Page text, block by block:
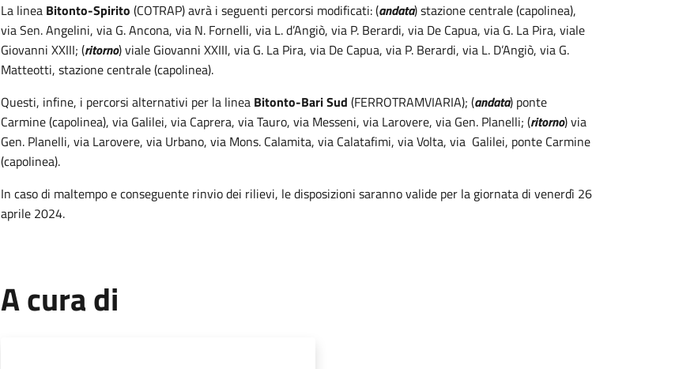
La linea Bitonto-Spirito (COTRAP) avrà i seguenti percorsi modificati: (andata) stazione centrale (capolinea),
via Sen. Angelini, via G. Ancona, via N. Fornelli, via L. d’Angiò, via P. Berardi, via De Capua, via G. La Pira, viale
Giovanni XXIII; (ritorno) viale Giovanni XXIII, via G. La Pira, via De Capua, via P. Berardi, via L. D’Angiò, via G.
Matteotti, stazione centrale (capolinea).
Questi, infine, i percorsi alternativi per la linea Bitonto-Bari Sud (FERROTRAMVIARIA); (andata) ponte
Carmine (capolinea), via Galilei, via Caprera, via Tauro, via Messeni, via Larovere, via Gen. Planelli; (ritorno) via
Gen. Planelli, via Larovere, via Urbano, via Mons. Calamita, via Calatafimi, via Volta, via Galilei, ponte Carmine
(capolinea).
In caso di maltempo e conseguente rinvio dei rilievi, le disposizioni saranno valide per la giornata di venerdì 26
aprile 2024.
A cura di